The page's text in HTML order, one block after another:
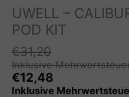
UWELL –
POD KIT
€31,20
Inklusive
€12,48
Inklusive